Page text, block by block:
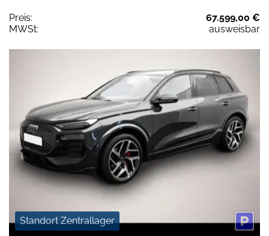
Preis:
67.599,00 €
MWSt:
ausweisbar
Standort Zentrallager